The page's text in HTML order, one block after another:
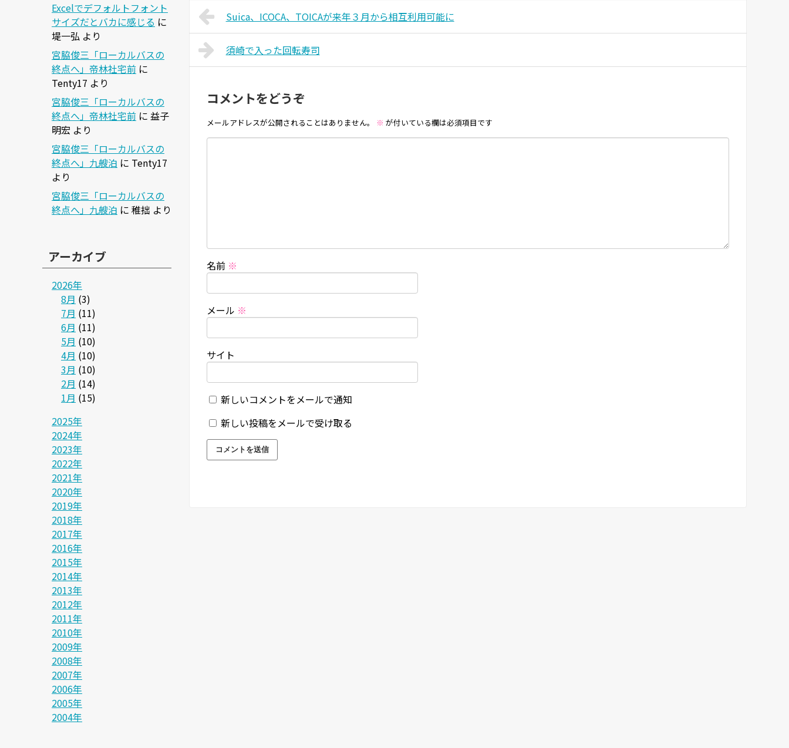
Suica、ICOCA、TOICAが来年３月から相互利用可能に
須崎で入った回転寿司
コメントをどうぞ
メールアドレスが公開されることはありません。 ※ が付いている欄は必須項目です
名前 ※
メール ※
サイト
新しいコメントをメールで通知
新しい投稿をメールで受け取る
Excelでデフォルトフォント
サイズだとバカに感じる に
堤一弘 より
宮脇俊三「ローカルバスの
終点へ」帝林社宅前 に
Tenty17 より
宮脇俊三「ローカルバスの
終点へ」帝林社宅前 に 益子
明宏 より
宮脇俊三「ローカルバスの
終点へ」九艘泊 に Tenty17
より
宮脇俊三「ローカルバスの
終点へ」九艘泊 に 稚拙 より
アーカイブ
2026年
8月 (3)
7月 (11)
6月 (11)
5月 (10)
4月 (10)
3月 (10)
2月 (14)
1月 (15)
2025年
2024年
2023年
2022年
2021年
2020年
2019年
2018年
2017年
2016年
2015年
2014年
2013年
2012年
2011年
2010年
2009年
2008年
2007年
2006年
2005年
2004年